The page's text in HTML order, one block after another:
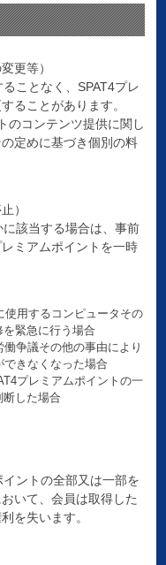
更等）
ことなく、SPAT4プレ
ることがあります。
コンテンツ提供に関し
定めに基づき個別の料
）
該当する場合は、事前
ミアムポイントを一時
使用するコンピュータその
緊急に行う場合
働争議その他の事由により
できなくなった場合
プレミアムポイントの一
した場合
ントの全部又は一部を
いて、会員は取得した
を失います。